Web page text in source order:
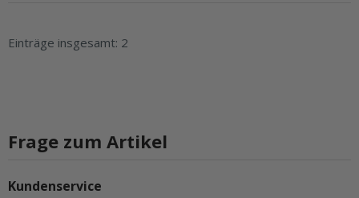
Einträge insgesamt: 2
Frage zum Artikel
Kundenservice